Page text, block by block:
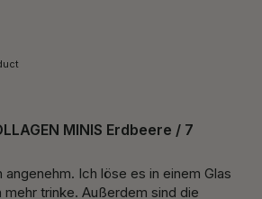
MINIS Erdbeere / 7
Ich löse es in einem Glas
trinke. Außerdem sind die